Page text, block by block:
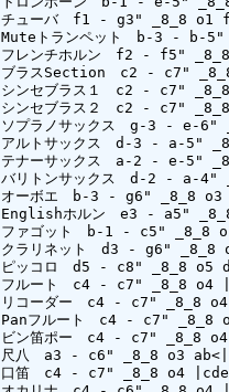
チューバ　f1 - g3" _8_8
Muteトランペット　b-3 -
フレンチホルン　f2 - f5"
ブラスSection　c2 - c7"
シンセブラス１　c2 - c7"
シンセブラス２　c2 - c7"
ソプラノサックス　g-3 -
アルトサックス　d-3 - a-
テナーサックス　a-2 - e-
バリトンサックス　d-2 -
オーボエ　b-3 - g6" _8_8
Englishホルン　e3 - a5"
ファゴット　b-1 - c5"
クラリネット　d3 - g6"
ピッコロ　d5 - c8" _8_8
フルート　c4 - c7" _8_8
リコーダー　c4 - c7" _8_8
Panフルート　c4 - c7"
ビン笛ポー　c4 - c7" _8_8
尺八　a3 - c6" _8_8 o3
口笛　c4 - c7" _8_8 o4